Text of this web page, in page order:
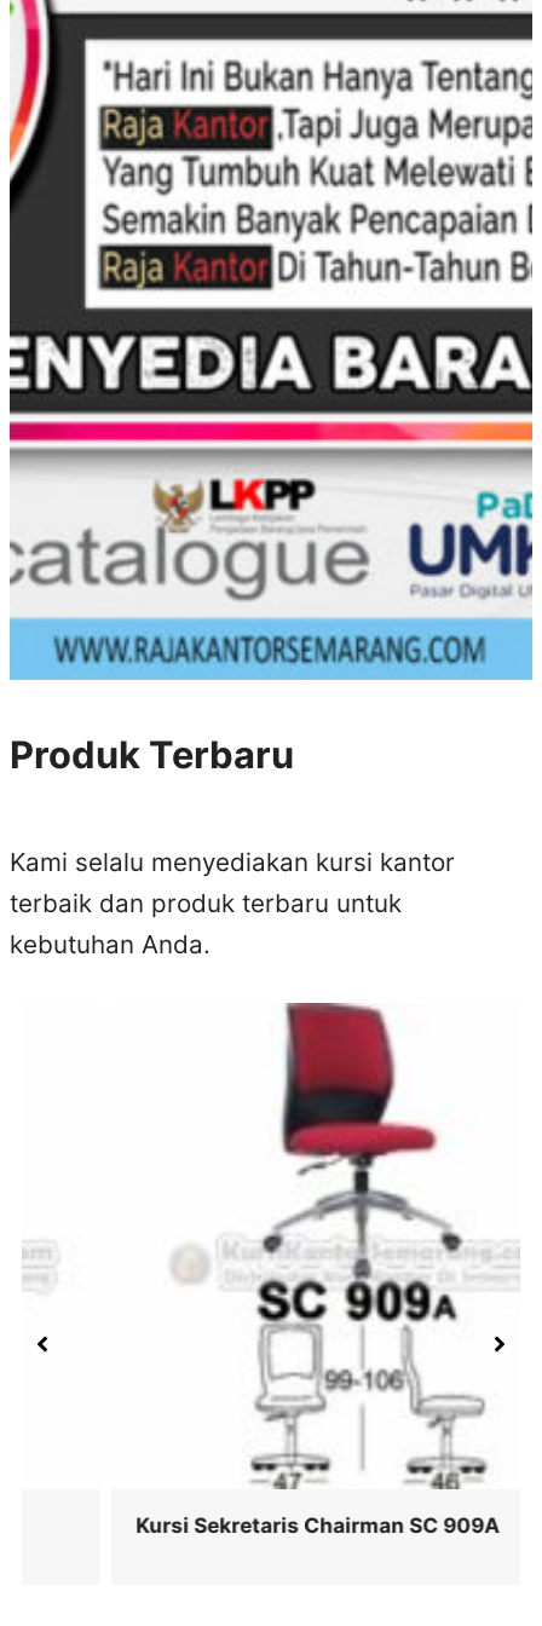
Produk Terbaru
Kami selalu menyediakan kursi kantor
terbaik dan produk terbaru untuk
kebutuhan Anda.
Kursi Sekretaris Chairman SC 909A